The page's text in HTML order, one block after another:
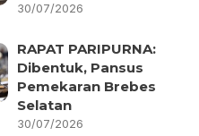
30/07/2026
RAPAT PARIPURNA:
Dibentuk, Pansus
Pemekaran Brebes
Selatan
30/07/2026